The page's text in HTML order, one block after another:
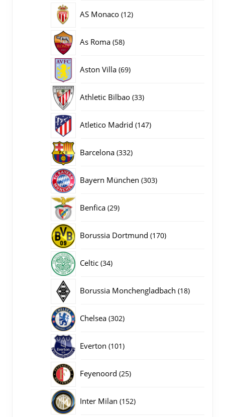
AS Monaco 1212
As Roma 5858
Aston Villa 6969
Athletic Bilbao 3333
Atletico Madrid 147147
Barcelona 332332
Bayern München 303303
Benfica 2929
Borussia Dortmund 170170
Celtic 3434
Borussia Monchengladbach 1818
Chelsea 302302
Everton 101101
Feyenoord 2525
Inter Milan 152152